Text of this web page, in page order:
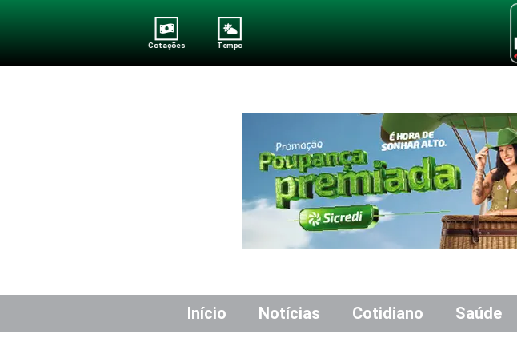
Cotações Tempo
Início Notícias Cotidiano Saúde